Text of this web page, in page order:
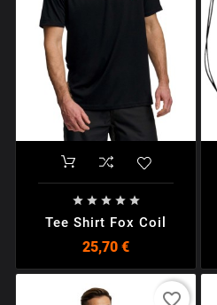
    
Tee Shirt Fox Coil
25,70 €
favorite_border